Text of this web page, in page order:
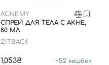
ACNEMY
СПРЕЙ ДЛЯ ТЕЛА С АКНЕ,
80 МЛ
ZITBACK
1,053₴ +52 кешбек